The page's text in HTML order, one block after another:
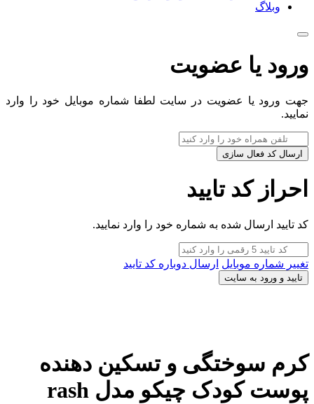
وبلاگ
ورود یا عضویت
جهت ورود یا عضویت در سایت لطفا شماره موبایل خود را وارد
نمایید.
ارسال کد فعال سازی
احراز کد تایید
کد تایید ارسال شده به شماره خود را وارد نمایید.
تغییر شماره موبایل ارسال دوباره کد تایید
تایید و ورود به سایت
کرم سوختگی و تسکین دهنده
پوست کودک چیکو مدل rash